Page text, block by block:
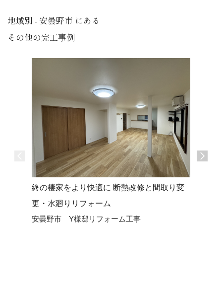
地域別 - 安曇野市 にある
その他の完工事例
終の棲家をより快適に 断熱改修と間取り変
更・水廻りリフォーム
安曇野市 Y様邸リフォーム工事